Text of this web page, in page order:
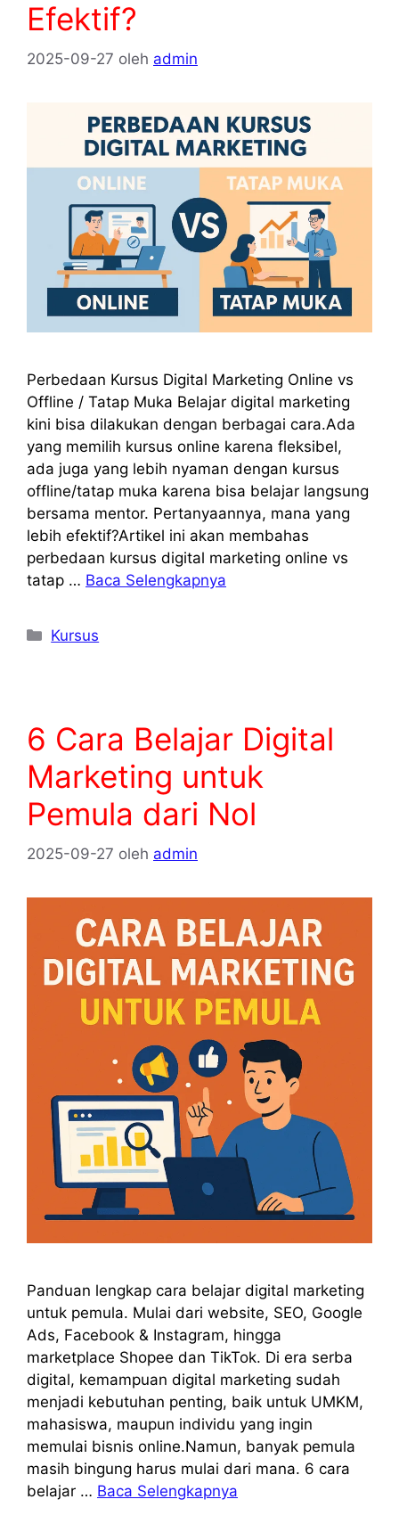
Efektif?
2025-09-27 oleh admin
Perbedaan Kursus Digital Marketing Online vs
Offline / Tatap Muka Belajar digital marketing
kini bisa dilakukan dengan berbagai cara.Ada
yang memilih kursus online karena fleksibel,
ada juga yang lebih nyaman dengan kursus
offline/tatap muka karena bisa belajar langsung
bersama mentor. Pertanyaannya, mana yang
lebih efektif?Artikel ini akan membahas
perbedaan kursus digital marketing online vs
tatap … Baca Selengkapnya
Kategori
Kursus
6 Cara Belajar Digital
Marketing untuk
Pemula dari Nol
2025-09-27 oleh admin
Panduan lengkap cara belajar digital marketing
untuk pemula. Mulai dari website, SEO, Google
Ads, Facebook & Instagram, hingga
marketplace Shopee dan TikTok. Di era serba
digital, kemampuan digital marketing sudah
menjadi kebutuhan penting, baik untuk UMKM,
mahasiswa, maupun individu yang ingin
memulai bisnis online.Namun, banyak pemula
masih bingung harus mulai dari mana. 6 cara
belajar … Baca Selengkapnya